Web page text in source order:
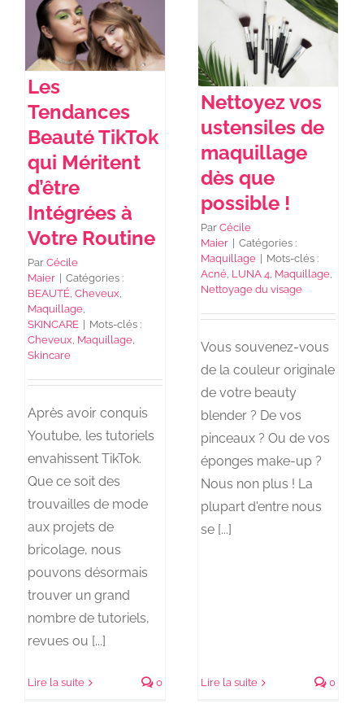
NEWS DE FOREO
SKINCARE
SANTÉ & BIEN-ÊTRE
BEAUTÉ
À PROPOS
CONTACT
Les
Tendances
Beauté TikTok
qui Méritent
d’être
Intégrées à
Votre Routine
ParCécile
Maier
Catégories :
BEAUTÉ,Cheveux,
Maquillage,
SKINCARE
Mots-clés :
Cheveux, Maquillage,
Skincare
Après avoir conquis
Youtube, les tutoriels
envahissent TikTok.
Que ce soit des
trouvailles de mode
aux projets de
bricolage, nous
pouvons désormais
trouver un grand
nombre de tutoriels,
revues ou [...]
Lire la suite 0
Nettoyez vos
ustensiles de
maquillage
dès que
possible !
ParCécile
Maier
Catégories :
Maquillage
Mots-clés :
Acné LUNA 4 Maquillage
Nettoyage du visage
Vous souvenez-vous
de la couleur originale
de votre beauty
blender ? De vos
pinceaux ? Ou de vos
éponges make-up ?
Nous non plus ! La
plupart d'entre nous
se [...]
Lire la suite 0